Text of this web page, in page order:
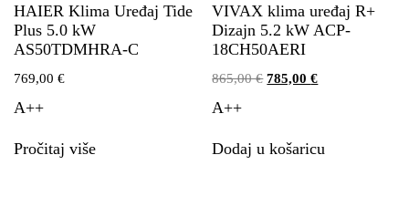
HAIER Klima Uređaj Tide
Plus 5.0 kW
AS50TDMHRA-C
769,00 €
A++
Pročitaj više
VIVAX klima uređaj R+
Dizajn 5.2 kW ACP-
18CH50AERI
865,00€ 785,00€
A++
Dodaj u košaricu